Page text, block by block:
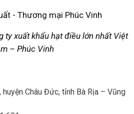
hạt điều lớn nhất Việt
– Phúc Vinh
Châu Đức, tỉnh Bà Rịa – Vũng